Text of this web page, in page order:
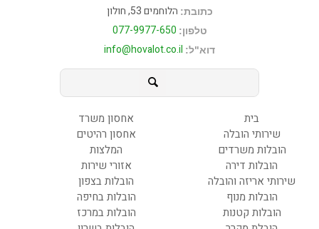
כתובת: הלוחמים 53, חולון
טלפון: 077-9977-650
דוא"ל: info@hovalot.co.il
בית
שירותי הובלה
הובלות משרדים
הובלות דירה
שירותי אריזה והובלה
הובלות מנוף
הובלות קטנות
אחסון משרד
אחסון רהיטים
המלצות
אזורי שירות
הובלות בצפון
הובלות בחיפה
הובלות במרכז